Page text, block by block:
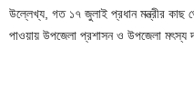
উল্লেখ্য, গত ১৭ জুলাই প্রধান মন্ত্রীর কাছ
পাওয়ায় উপজেলা প্রশাসন ও উপজেলা মৎস্য